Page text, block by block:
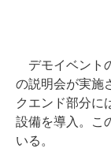
デモイベント
の説明会が実施
クエンド部分に
設備を導入。こ
いる。